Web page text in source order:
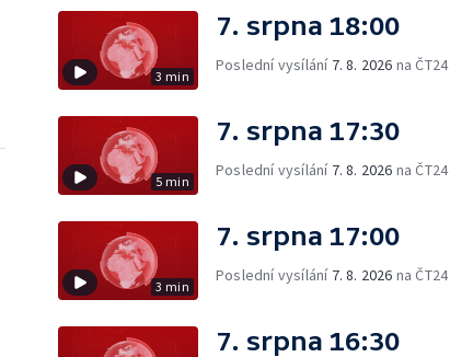
3 min
7. srpna 18:00
Poslední vysílání 7. 8. 2026 na ČT24
5 min
7. srpna 17:30
Poslední vysílání 7. 8. 2026 na ČT24
3 min
7. srpna 17:00
Poslední vysílání 7. 8. 2026 na ČT24
7. srpna 16:30